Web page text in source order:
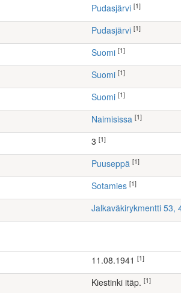
Pudasjärvi [1]
Pudasjärvi [1]
Suomi [1]
Suomi [1]
Suomi [1]
Naimisissa [1]
[1]
puuseppä [1]
Sotamies [1]
Jalkaväkirykmentti 53,
11.08.1941 [1]
Kiestinki itäp. [1]